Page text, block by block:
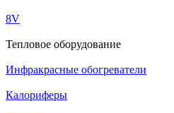
8V
Тепловое оборудование
Инфракрасные обогреватели
Калориферы